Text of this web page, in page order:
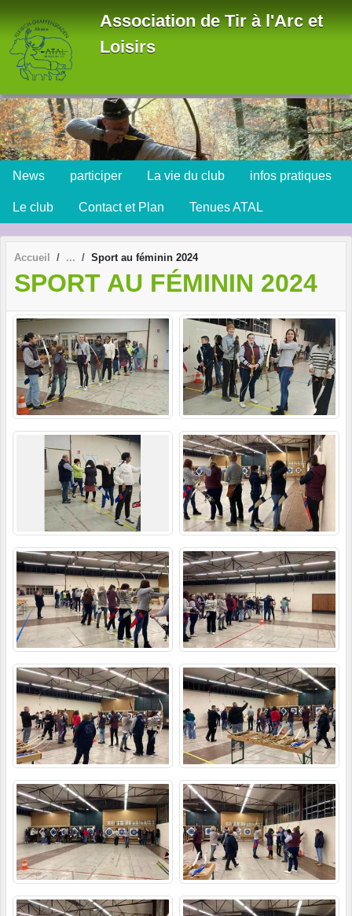
Association de Tir à l'Arc et
Loisirs
News participer La vie du club infos pratiques
Le club Contact et Plan Tenues ATAL
Accueil Sport au féminin 2024
SPORT AU FÉMININ 2024